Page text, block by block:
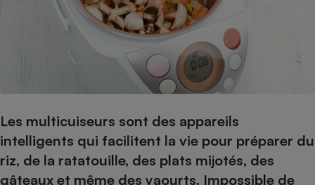
Les multicuiseurs sont des appareils
intelligents qui facilitent la vie pour préparer du
riz, de la ratatouille, des plats mijotés, des
gâteaux et même des yaourts. Impossible de
Sécurité - Hygiène
Assurance
Banque - Crédit
Epargne - Fiscalité
Circulation routière
Contrôle technique -
Pièce détachée
Moto
Comparatif
Comparatif hotte
Comparatif climatiseur
Comparatif aspirateur
Électricité - Gaz
Comparatif casque audio
Comparatif imprimante
Comparatif ordinateur
Comparatif ultrabook
Crédit immobilier
Comparatif tondeuse
Comparatif radiateur
Aménagement
Hygiène - Beauté
Maladie - Médecine -
Maison de retraite
Choisir son fioul
Choisir son pellet
Comparateur assurance emprunteur
Energie Moins Chère Ensemble
Tous les comparateurs